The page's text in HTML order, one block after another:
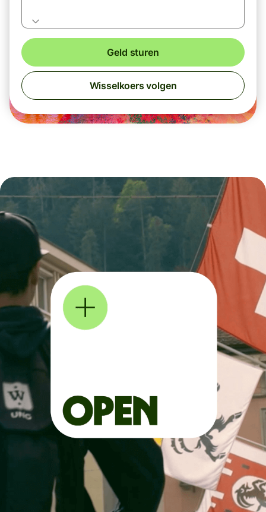
Geld sturen
Wisselkoers volgen